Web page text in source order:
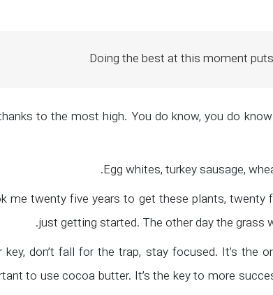
Doing the best at this moment
to the most high. You do know, you do
Egg whites, turkey sausage,
me twenty five years to get these plants, twenty
just getting started. The other day the grass
key, don’t fall for the trap, stay focused. It’s
to use cocoa butter. It’s the key to more